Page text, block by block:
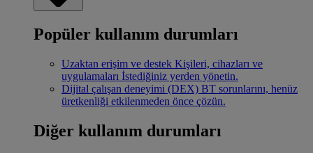
Popüler kullanım durumları
Uzaktan erişim ve destek Kişileri, cihazları ve
uygulamaları İstediğiniz yerden yönetin.
Dijital çalışan deneyimi (DEX) BT sorunlarını, henüz
üretkenliği etkilenmeden önce çözün.
Diğer kullanım durumları